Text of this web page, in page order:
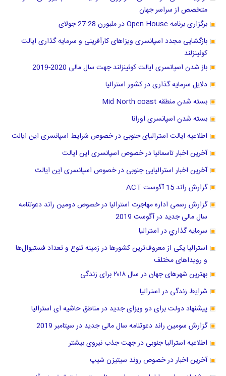
متخصص از سراسر جهان
برگزاری برنامه Open House در ملبورن 28-27 جولای
بازگشایی مجدد اسپانسری ویزاهای کارآفرینی و سرمایه گذاری ایالت
کوئینزلند
باز شدن اسپانسری ایالت کوئینزلند جهت سال مالی 2020-2019
دلایل سرمایه گذاری در کشور استرالیا
بسته شدن منطقه Mid North coast
بسته شدن اسپانسری اورانا
اطلاعیه ایالت استرالیای جنوبی در خصوص شرایط اسپانسری این ایالت
آخرین اخبار تاسمانیا در خصوص اسپانسری این ایالت
آخرین اخبار استرالیایی جنوبی در خصوص اسپانسری این ایالت
گزارش راند 15 آگوست ACT
گزارش رسمی اداره مهاجرت استرالیا در خصوص دومین راند دعوتنامه
سال مالی جدید در آگوست 2019
سرمايه گذاري در استراليا
استرالیا یکی از معروف‌ترین کشورها در زمینه تنوع و تعداد فستیوال‌ها
و رویداهای مختلف
بهترین شهرهای جهان در سال ۲۰۱۸ برای زندگی
شرایط زندگی در استرالیا
پیشنهاد دولت برای دو ویزای جدید در مناطق حاشیه ای استرالیا
گزارش سومین راند دعوتنامه سال مالی جدید در سپتامبر 2019
اطلاعیه استرالیا جنوبی در جهت جذب نیروی بیشتر
آخرین اخبار در خصوص روند سیتیزن شیپ